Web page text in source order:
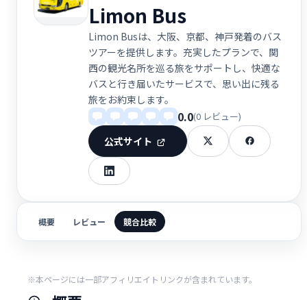
Limon Bus
Limon Busは、大阪、京都、神戸発着のバス
ツアーを提供します。充実したプランで、関
西の観光名所を巡る旅をサポートし、快適な
バスと行き届いたサービスで、思い出に残る
旅をお約束します。
0.0(0 レビュー)
公式サイト
概要 レビュー 競合比較
※本ページには一部アフィリエイトリンクが含まれています。